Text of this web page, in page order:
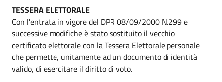
TESSERA ELETTORALE
Con l'entrata in vigore del DPR 08/09/2000 N.299 e
successive modifiche è stato sostituito il vecchio
certificato elettorale con la Tessera Elettorale personale
che permette, unitamente ad un documento di identità
valido, di esercitare il diritto di voto.